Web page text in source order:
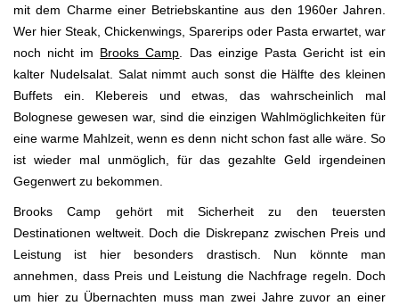
mit dem Charme einer Betriebskantine aus den 1960er Jahren.
Wer hier Steak, Chickenwings, Sparerips oder Pasta erwartet, war
noch nicht im Brooks Camp . Das einzige Pasta Gericht ist ein
kalter Nudelsalat. Salat nimmt auch sonst die Hälfte des kleinen
Buffets ein. Klebereis und etwas, das wahrscheinlich mal
Bolognese gewesen war, sind die einzigen Wahlmöglichkeiten für
eine warme Mahlzeit, wenn es denn nicht schon fast alle wäre. So
ist wieder mal unmöglich, für das gezahlte Geld irgendeinen
Gegenwert zu bekommen.
Brooks Camp gehört mit Sicherheit zu den teuersten
Destinationen weltweit. Doch die Diskrepanz zwischen Preis und
Leistung ist hier besonders drastisch. Nun könnte man
annehmen, dass Preis und Leistung die Nachfrage regeln. Doch
um hier zu Übernachten muss man zwei Jahre zuvor an einer